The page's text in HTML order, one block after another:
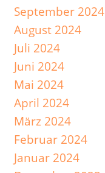
September 2024
August 2024
Juli 2024
Juni 2024
Mai 2024
April 2024
März 2024
Februar 2024
Januar 2024